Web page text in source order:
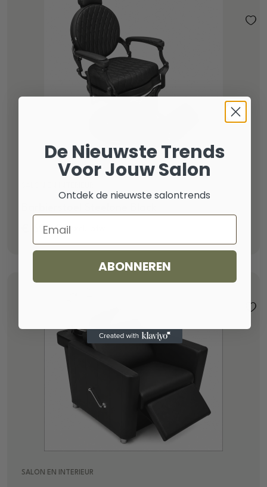
699,00
SALON EN INTERIEUR
De Nieuwste Trends
Voor Jouw Salon
Ontdek de nieuwste salontrends
Email
ABONNEREN